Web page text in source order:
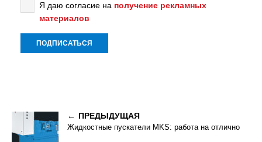
Я даю согласие на получение рекламных
материалов
ПРЕДЫДУЩАЯ
Жидкостные пускатели MKS: работа на отлично